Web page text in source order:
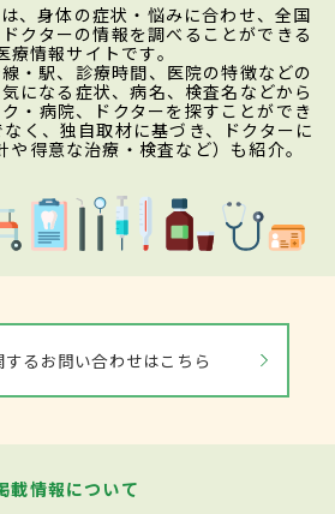
、身体の症状・悩みに合わせ、全国
クターの情報を調べることができる
療情報サイトです。
・駅、診療時間、医院の特徴などの
になる症状、病名、検査名などから
・病院、ドクターを探すことができ
く、独自取材に基づき、ドクターに
得意な治療・検査など）も紹介。
するお問い合わせはこちら
載情報について